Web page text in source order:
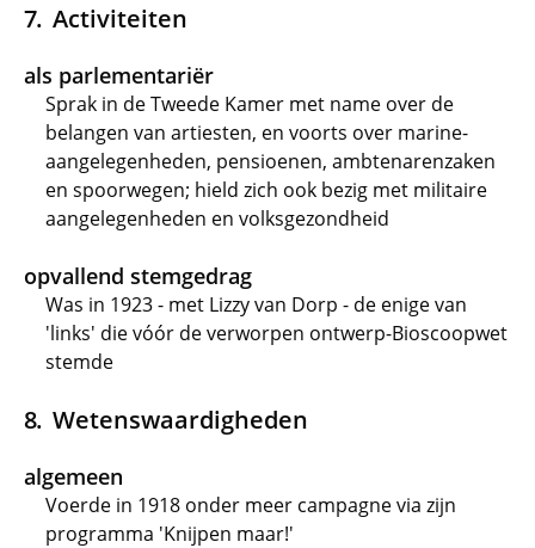
Activiteiten
als parlementariër
Sprak in de Tweede Kamer met name over de
belangen van artiesten, en voorts over marine-
aangelegenheden, pensioenen, ambtenarenzaken
en spoorwegen; hield zich ook bezig met militaire
aangelegenheden en volksgezondheid
opvallend stemgedrag
Was in 1923 - met Lizzy van Dorp - de enige van
'links' die vóór de verworpen ontwerp-Bioscoopwet
stemde
Wetenswaardigheden
algemeen
Voerde in 1918 onder meer campagne via zijn
programma 'Knijpen maar!'